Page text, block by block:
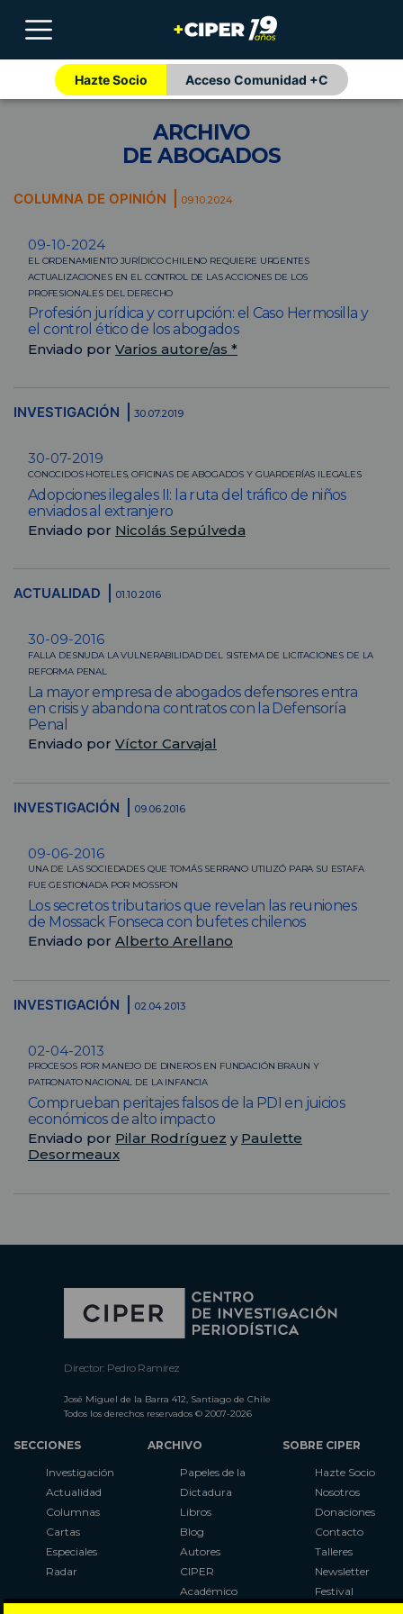
Hazte Socio Acceso Comunidad +C
ARCHIVO
DE ABOGADOS
COLUMNA DE OPINIÓN 09.10.2024
09-10-2024
EL ORDENAMIENTO JURÍDICO CHILENO REQUIERE URGENTES
ACTUALIZACIONES EN EL CONTROL DE LAS ACCIONES DE LOS
PROFESIONALES DEL DERECHO
Profesión jurídica y corrupción: el Caso Hermosilla y
el control ético de los abogados
Enviado por Varios autore/as *
INVESTIGACIÓN 30.07.2019
30-07-2019
CONOCIDOS HOTELES, OFICINAS DE ABOGADOS Y GUARDERÍAS ILEGALES
Adopciones ilegales II: la ruta del tráfico de niños
enviados al extranjero
Enviado por Nicolás Sepúlveda
ACTUALIDAD 01.10.2016
30-09-2016
FALLA DESNUDA LA VULNERABILIDAD DEL SISTEMA DE LICITACIONES DE LA
REFORMA PENAL
La mayor empresa de abogados defensores entra
en crisis y abandona contratos con la Defensoría
Penal
Enviado por Víctor Carvajal
INVESTIGACIÓN 09.06.2016
09-06-2016
UNA DE LAS SOCIEDADES QUE TOMÁS SERRANO UTILIZÓ PARA SU ESTAFA
FUE GESTIONADA POR MOSSFON
Los secretos tributarios que revelan las reuniones
de Mossack Fonseca con bufetes chilenos
Enviado por Alberto Arellano
INVESTIGACIÓN 02.04.2013
02-04-2013
PROCESOS POR MANEJO DE DINEROS EN FUNDACIÓN BRAUN Y
PATRONATO NACIONAL DE LA INFANCIA
Comprueban peritajes falsos de la PDI en juicios
económicos de alto impacto
Enviado por Pilar Rodríguez y Paulette
Desormeaux
Director: Pedro Ramírez
José Miguel de la Barra 412, Santiago de Chile
Todos los derechos reservados © 2007-2026
SECCIONES
Investigación
Actualidad
Columnas
Cartas
Especiales
Radar
ARCHIVO
Papeles de la
Dictadura
Libros
Blog
Autores
CIPER
Académico
SOBRE CIPER
Hazte Socio
Nosotros
Donaciones
Contacto
Talleres
Newsletter
Festival